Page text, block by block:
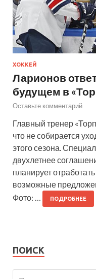
ХОККЕЙ
Ларионов
будущем в
Оставьте комментарий
Главный тренер
что не собирается
этого сезона.
двухлетнее
планирует
возможные
Фото: …
ПОДРОБНЕЕ
ПОИСК